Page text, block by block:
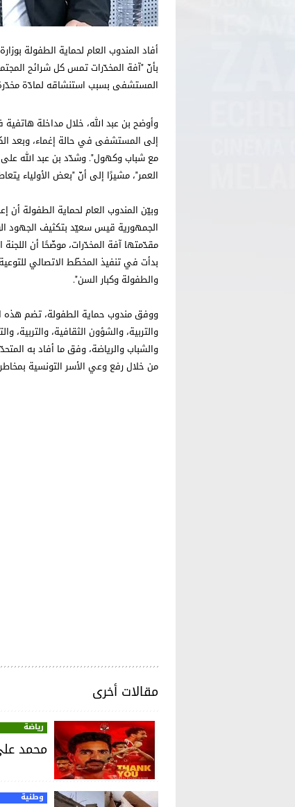
أفاد المندوب العام لحماية الطفولة
بأنّ "آفة المخدّرات تمس كل شرائح
المستشفى بسبب استنشاقه لمادّة
وأوضح بن عبد الله، خلال مداخلة
إلى المستشفى في حالة إغماء، وبعد
مع شباب وكهول". وشدّد بن عبد الله على
العمر"، مشيرًا إلى أنّ "بعض الأولياء
وبيّن المندوب العام لحماية الطفولة أن
الجمهورية قيس سعيّد بتكثيف الجهود
مقدّمتها آفة المخدّرات، موضّحًا أن اللجنة
بدأت في تنفيذ المخطّط الاتصالي
والطفولة وكبار السن".
ووفق مندوب حماية الطفولة، تضم هذه
والتربية، والشؤون الثقافية، والتربية،
والشباب والرياضة، وفق ما أفاد به
من خلال رفع وعي الأسر التونسية
مقالات أخرى
رياضة
محمد
وطنية